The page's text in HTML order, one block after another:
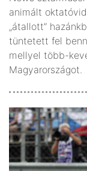
animált
„átallott”
tüntetett fel
mellyel több-
Magyarországot.